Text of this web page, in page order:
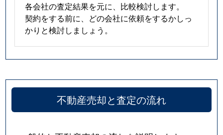
各会社の査定結果を元に、比較検討します。
契約をする前に、どの会社に依頼をするかしっ
かりと検討しましょう。
不動産売却と査定の流れ